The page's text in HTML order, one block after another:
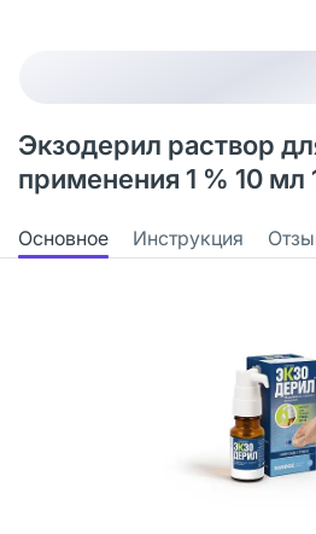
Экзодерил раствор
применения 1 % 10 мл
Основное Инструкция